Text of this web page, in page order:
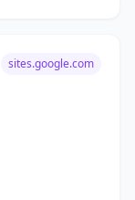
sites.google.com